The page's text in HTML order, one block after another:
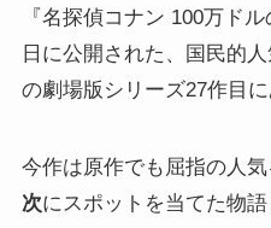
『名探偵コナン 100万ド
日に公開された、国民的
の劇場版シリーズ27作目に
今作は原作でも屈指の人
次にスポットを当てた物語